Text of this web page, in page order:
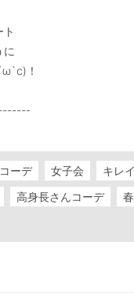
に
！
ーデ 女子会 キレ
高身長さんコーデ 春